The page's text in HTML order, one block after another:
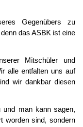
Gegenübers zu
das ASBK ist eine
Mitschüler und
alle entfalten uns auf
wir dankbar diesen
man kann sagen,
worden sind, sondern